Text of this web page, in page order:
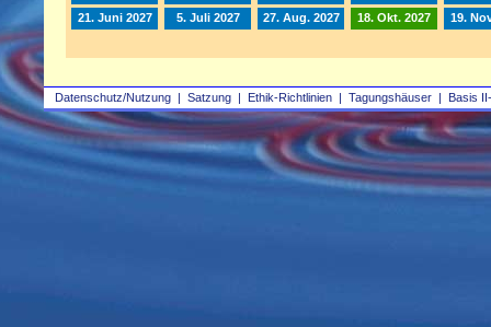
Datenschutz/Nutzung | Satzung | Ethik-Richtlinien | Tagungshäuser | Basis
21. Juni 2027
5. Juli 2027 27. Aug. 2027 18. Okt. 2027 19.